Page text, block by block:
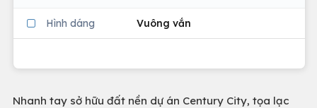
Hình dáng Vuông vắn
Nhanh tay sở hữu đất nền dự án Century City, tọa lạc